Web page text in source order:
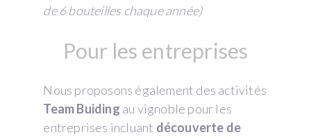
de 6 bouteilles chaque année)
Pour les entreprises
Nous proposons également des activités
Team Buiding au vignoble pour les
entreprises incluant découverte de